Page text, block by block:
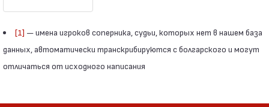
[1] — имена игроков соперника, судьи, которых нет в нашем база
данных, автоматически транскрибируются с болгарского и могут
отличаться от исходного написания